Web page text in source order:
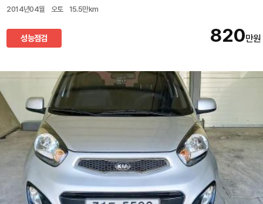
2014년04월 오토 15.5만km
성능점검 820만원